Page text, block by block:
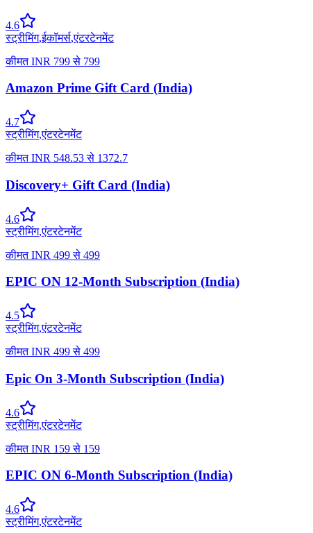
4.6
स्ट्रीमिंग,ईकॉमर्स,एंटरटेनमेंट
कीमत INR 799 से 799
Amazon Prime Gift Card (India)
4.7
स्ट्रीमिंग,एंटरटेनमेंट
कीमत INR 548.53 से 1372.7
Discovery+ Gift Card (India)
4.6
स्ट्रीमिंग,एंटरटेनमेंट
कीमत INR 499 से 499
EPIC ON 12-Month Subscription (India)
4.5
स्ट्रीमिंग,एंटरटेनमेंट
कीमत INR 499 से 499
Epic On 3-Month Subscription (India)
4.6
स्ट्रीमिंग,एंटरटेनमेंट
कीमत INR 159 से 159
EPIC ON 6-Month Subscription (India)
4.6
स्ट्रीमिंग,एंटरटेनमेंट